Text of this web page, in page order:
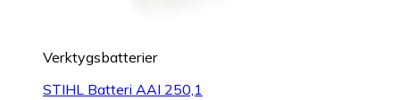
Verktygsbatterier
STIHL Batteri AAI 250,1